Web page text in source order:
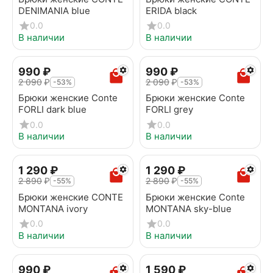
DENIMANIA blue
0.0
В наличии
ERIDA black
0.0
В наличии
‍990‍₽
2 090₽ -53%
Брюки женские Conte
FORLI dark blue
0.0
В наличии
‍990‍₽
2 090₽ -53%
Брюки женские Conte
FORLI grey
0.0
В наличии
1 290₽
2 890₽ -55%
Брюки женские CONTE
MONTANA ivory
0.0
В наличии
1 290₽
2 890₽ -55%
Брюки женские Conte
MONTANA sky-blue
0.0
В наличии
‍990‍₽ 1 590₽